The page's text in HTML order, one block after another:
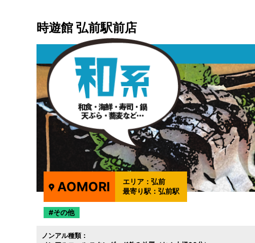
時遊館 弘前駅前店
AOMORI エリア：弘前
最寄り駅：弘前駅
その他
ノンアル種類：